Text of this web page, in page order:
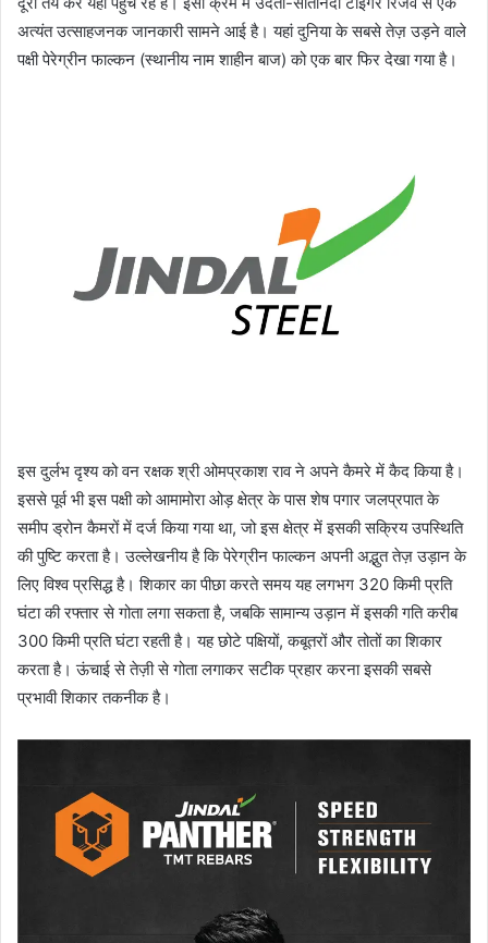
अत्यंत उत्साहजनक जानकारी सामने आई है। यहां दुनिया के सबसे तेज़ उड़ने वाले
पक्षी पेरेग्रीन फाल्कन (स्थानीय नाम शाहीन बाज) को एक बार फिर देखा गया है।
इस दुर्लभ दृश्य को वन रक्षक श्री ओमप्रकाश राव ने अपने कैमरे में कैद किया है।
इससे पूर्व भी इस पक्षी को आमामोरा ओड़ क्षेत्र के पास शेष पगार जलप्रपात के
समीप ड्रोन कैमरों में दर्ज किया गया था, जो इस क्षेत्र में इसकी सक्रिय उपस्थिति
की पुष्टि करता है। उल्लेखनीय है कि पेरेग्रीन फाल्कन अपनी अद्भुत तेज़ उड़ान के
लिए विश्व प्रसिद्ध है। शिकार का पीछा करते समय यह लगभग 320 किमी प्रति
घंटा की रफ्तार से गोता लगा सकता है, जबकि सामान्य उड़ान में इसकी गति करीब
300 किमी प्रति घंटा रहती है। यह छोटे पक्षियों, कबूतरों और तोतों का शिकार
करता है। ऊंचाई से तेज़ी से गोता लगाकर सटीक प्रहार करना इसकी सबसे
प्रभावी शिकार तकनीक है।